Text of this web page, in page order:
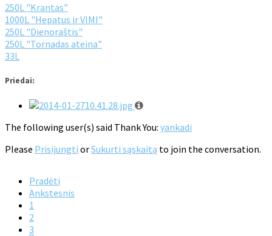
250L "Krantas"
1000L "Hepatus ir VIMI"
250L "Dienoraštis"
250L "Tornadas ateina"
33L
Priedai:
The following user(s) said Thank You: yankadi
Please Prisijungti orSukurti sąskaitą to join the conversation.
Pradėti
Ankstesnis
1
2
3